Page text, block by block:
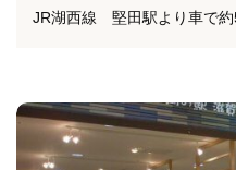
JR湖西線 堅田駅より車で約